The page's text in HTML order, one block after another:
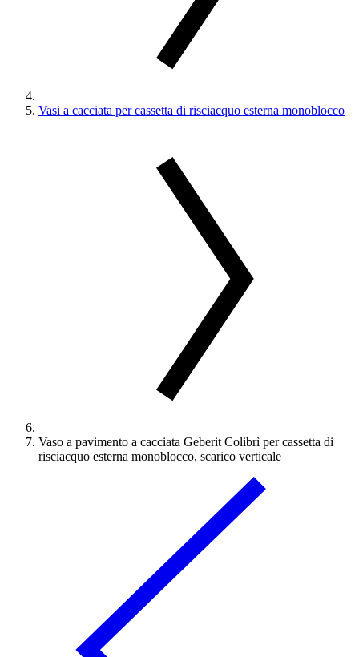
Vasi a cacciata per cassetta di risciacquo esterna monoblocco
Vaso a pavimento a cacciata Geberit Colibrì per cassetta di
risciacquo esterna monoblocco, scarico verticale